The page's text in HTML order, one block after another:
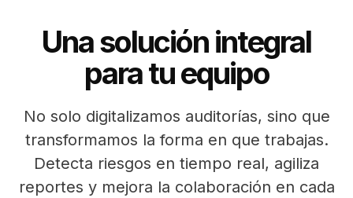
Una solución integral
para tu equipo
No solo digitalizamos auditorías, sino que
transformamos la forma en que trabajas.
Detecta riesgos en tiempo real, agiliza
reportes y mejora la colaboración en cada